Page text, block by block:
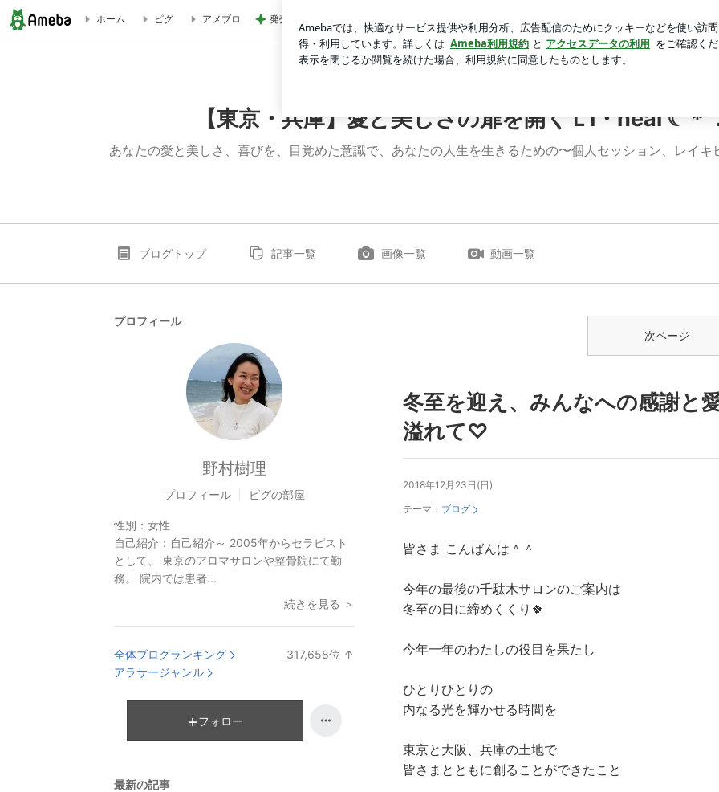
【東京・兵庫】愛と美しさの扉を開くＬi・heal ☾＊．（リ・ヒール）
ホーム ピグ アメブロ 発売中の豪華すぎる付録ムック本 ロ
【東京・兵庫】愛と美しさの扉を開くＬi・heal ☾＊
あなたの愛と美しさ、喜びを、目覚めた意識で、あなたの人生を生きるための〜個人セッション、レイ
ブログトップ 記事一覧 画像一覧 動画一覧
次ページ
冬至を迎え、みんなへの感謝と
溢れて♡
2018年12月23日(日)
テーマ： ブログ
皆さま こんばんは＾＾
今年の最後の千駄木サロンのご案内は
冬至の日に締めくくり🍀
今年一年のわたしの役目を果たし
ひとりひとりの
内なる光を輝かせる時間を
東京と大阪、兵庫の土地で
皆さまとともに創ることができたこと
プロフィール
野村樹理
プロフィール ピグの部屋
性別： 女性
自己紹介： 自己紹介～ 2005年からセラピスト
として、 東京のアロマサロンや整骨院にて勤
務。 院内では患者...
続きを見る ＞
全体ブログランキング 317,658位 ↑
アラサージャンル
フォロー
最新の記事